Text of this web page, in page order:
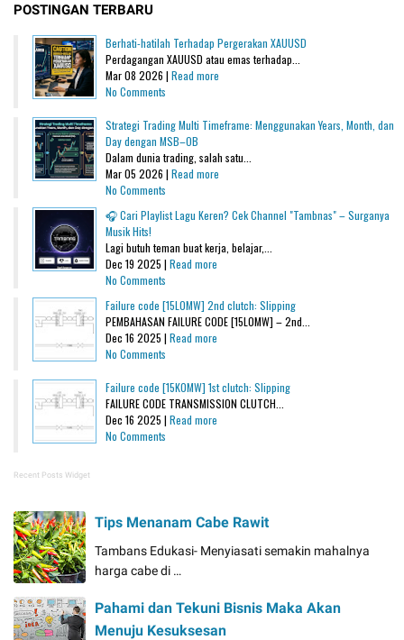
POSTINGAN TERBARU
Berhati-hatilah Terhadap Pergerakan XAUUSD
Perdagangan XAUUSD atau emas terhadap...
Mar 08 2026 | Read more
No Comments
Strategi Trading Multi Timeframe: Menggunakan Years, Month, dan
Day dengan MSB–OB
Dalam dunia trading, salah satu...
Mar 05 2026 | Read more
No Comments
🎧 Cari Playlist Lagu Keren? Cek Channel "Tambnas" – Surganya
Musik Hits!
Lagi butuh teman buat kerja, belajar,...
Dec 19 2025 | Read more
No Comments
Failure code [15L0MW] 2nd clutch: Slipping
PEMBAHASAN FAILURE CODE [15L0MW] – 2nd...
Dec 16 2025 | Read more
No Comments
Failure code [15K0MW] 1st clutch: Slipping
FAILURE CODE TRANSMISSION CLUTCH...
Dec 16 2025 | Read more
No Comments
Recent Posts Widget
Tips Menanam Cabe Rawit
Tambans Edukasi- Menyiasati semakin mahalnya
harga cabe di …
Pahami dan Tekuni Bisnis Maka Akan
Menuju Kesuksesan